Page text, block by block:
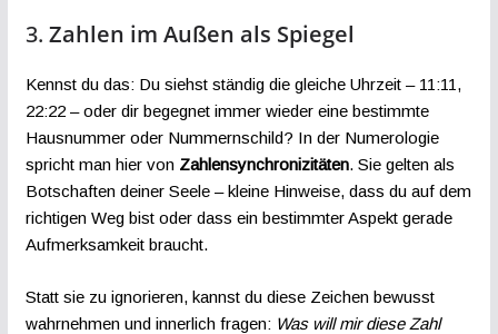
3. Zahlen im Außen als Spiegel
Kennst du das: Du siehst ständig die gleiche Uhrzeit – 11:11,
22:22 – oder dir begegnet immer wieder eine bestimmte
Hausnummer oder Nummernschild? In der Numerologie
spricht man hier von Zahlensynchronizitäten. Sie gelten als
Botschaften deiner Seele – kleine Hinweise, dass du auf dem
richtigen Weg bist oder dass ein bestimmter Aspekt gerade
Aufmerksamkeit braucht.
Statt sie zu ignorieren, kannst du diese Zeichen bewusst
wahrnehmen und innerlich fragen: Was will mir diese Zahl